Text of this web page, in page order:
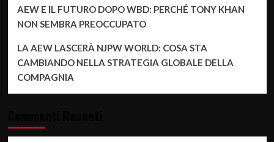
AEW E IL FUTURO DOPO WBD: PERCHÉ TONY KHAN
NON SEMBRA PREOCCUPATO
LA AEW LASCERÀ NJPW WORLD: COSA STA
CAMBIANDO NELLA STRATEGIA GLOBALE DELLA
COMPAGNIA